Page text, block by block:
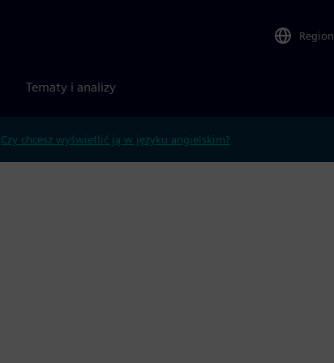
Region
Tematy i analizy
Czy chcesz wyświetlić ją w języku angielskim?